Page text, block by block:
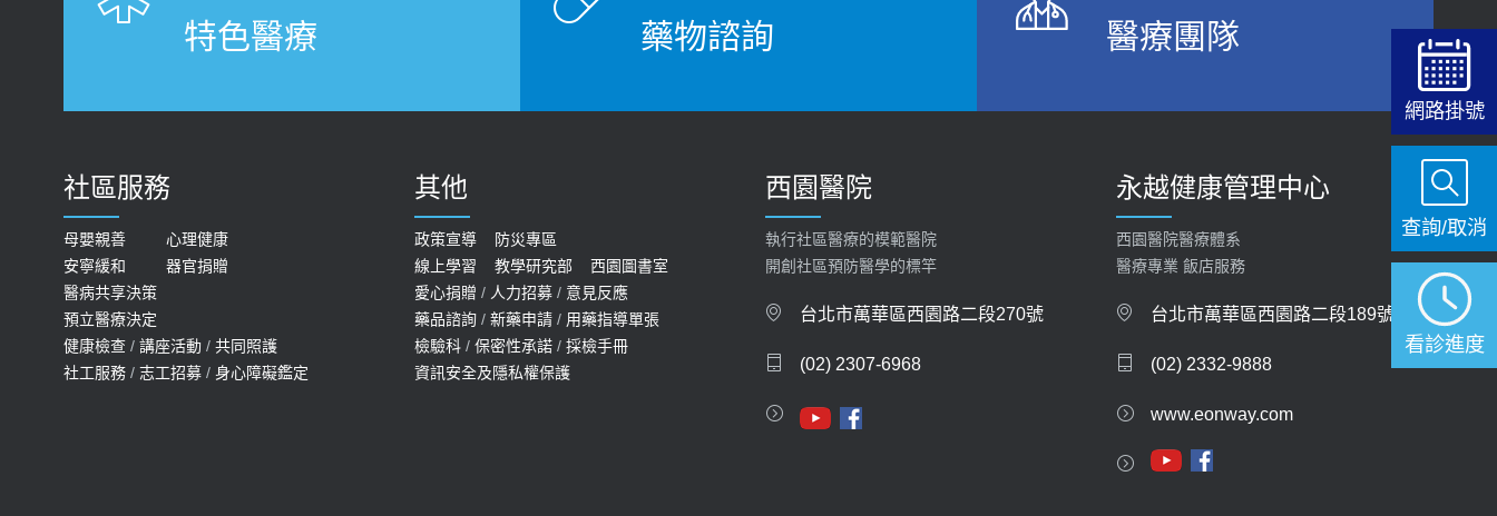
【快速肝癌篩檢MRI】新檢查服務
大吃大喝、肥胖害到膽囊！膽結石、膽息肉如何
特色醫療 藥物諮詢 醫療團隊
社區服務
母嬰親善
心理健康
安寧緩和
器官捐贈
醫病共享決策
預立醫療決定
健康檢查 / 講座活動 / 共同照護
社工服務 / 志工招募 / 身心障礙鑑定
其他
政策宣導
防災專區
線上學習
教學研究部
西園圖書室
愛心捐贈 / 人力招募 / 意見反應
藥品諮詢 / 新藥申請 / 用藥指導單張
檢驗科 / 保密性承諾 / 採檢手冊
資訊安全及隱私權保護
西園醫院
執行社區醫療的模範醫院
開創社區預防醫學的標竿
台北市萬華區西園路二段270號
(02) 2307-6968
永越健康管理中心
西園醫院醫療體系
醫療專業 飯店服務
台北市萬華區西園路二段189號
(02) 2332-9888
www.eonway.com
網路掛號
看診進度
查詢/取消